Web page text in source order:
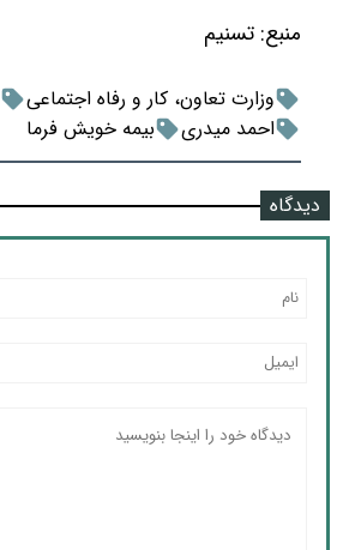
منبع: تسنیم
وزارت تعاون، کار و رفاه اجتماعی
احمد میدری
بیمه خویش فرما
دیدگاه